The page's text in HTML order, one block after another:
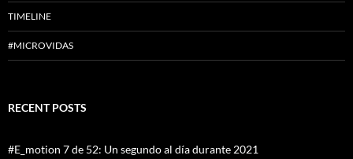
TIMELINE
#MICROVIDAS
RECENT POSTS
#E_motion 7 de 52: Un segundo al día durante 2021